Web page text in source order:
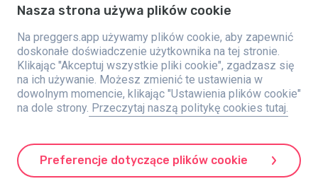
Preggers to aplikacja stworzona przez szwedzką firmę Stroller AB w 2017
upieczonym rodzicom na całym świecie. Dzięki wszechstronnemu
zespołowi i współpracy z ekspertami, firma opracowała przyjazne dla
użytkownika aplikacje, które zostały już wykorzystane przez ponad dwa
miliony osób. Preggers oferuje unikalne doświadczenie 3D, które
zapewnia aktualizacje, porady i narzędzia dostosowane do każdego
etapu ciąży. Aplikacja wspiera także nowych rodziców, oferując
praktyczne porady dotyczące opieki nad noworodkami. Preggers ceni
różnorodność i integrację, wspierając różne rodzaje rodzin. Aplikacja
została pobrana miliony razy w 203 krajach, zdobywając wysokie oceny i
rozszerzanie swojej oferty, aby sprostać zmieniającym się potrzebom
rodziców.
Preggers to zarejestrowany znak towarowy firmy Stroller AB, z adresem
Nasza strona używa plików cookie
Na preggers.app używamy plików cookie, aby zapewnić
doskonałe doświadczenie użytkownika na tej stronie.
Klikając "Akceptuj wszystkie pliki cookie", zgadzasz się
na ich używanie. Możesz zmienić te ustawienia w
dowolnym momencie, klikając "Ustawienia plików cookie"
na dole strony. Przeczytaj naszą politykę cookies tutaj.
Preferencje dotyczące plików cookie